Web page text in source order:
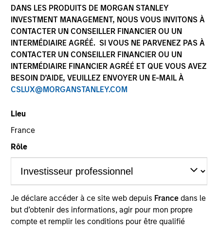
DANS LES PRODUITS DE MORGAN STANLEY
INVESTMENT MANAGEMENT, NOUS VOUS INVITONS À
CONTACTER UN CONSEILLER FINANCIER OU UN
INTERMÉDIAIRE AGRÉÉ. SI VOUS NE PARVENEZ PAS À
CONTACTER UN CONSEILLER FINANCIER OU UN
INTERMÉDIAIRE FINANCIER AGRÉÉ ET QUE VOUS AVEZ
BESOIN D’AIDE, VEUILLEZ ENVOYER UN E-MAIL À
CSLUX@MORGANSTANLEY.COM
Lieu
France
Rôle
Je déclare accéder à ce site web depuis France dans le
but d’obtenir des informations, agir pour mon propre
compte et remplir les conditions pour être qualifié
Consumer Products
COUNTRY
South Korea
Invested on
Apr 2022